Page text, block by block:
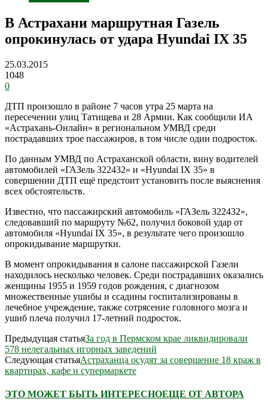
В Астрахани маршрутная Газель
опрокинулась от удара Hyundai IX 35
25.03.2015
1048
0
ДТП произошло в районе 7 часов утра 25 марта на
пересечении улиц Татищева и 28 Армии. Как сообщили ИА
«Астрахань-Онлайн» в региональном УМВД среди
пострадавших трое пассажиров, в том числе один подросток.
По данным УМВД по Астраханской области, вину водителей
автомобилей «ГАЗель 322432» и «Hyundai IX 35» в
совершении ДТП ещё предстоит установить после выяснения
всех обстоятельств.
Известно, что пассажирский автомобиль «ГАЗель 322432»,
следовавший по маршруту №62, получил боковой удар от
автомобиля «Hyundai IX 35», в результате чего произошло
опрокидывание маршрутки.
В момент опрокидывания в салоне пассажирской Газели
находилось несколько человек. Среди пострадавших оказались
женщины 1955 и 1959 годов рождения, с диагнозом
множественные ушибы и ссадины госпитализированы в
лечебное учреждение, также сотрясение головного мозга и
ушиб плеча получил 17-летний подросток.
Предыдущая статьяЗа год в Пермском крае ликвидировали
578 нелегальных игорных заведений
Следующая статьяАстраханца осудят за совершение 18 краж в
квартирах, кафе и супермаркете
ЭТО МОЖЕТ БЫТЬ ИНТЕРЕСНОЕЩЕ ОТ АВТОРА